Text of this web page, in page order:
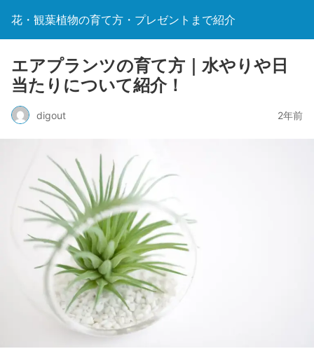
花・観葉植物の育て方・プレゼントまで紹介
エアプランツの育て方｜水やりや日
当たりについて紹介！
digout 2年前